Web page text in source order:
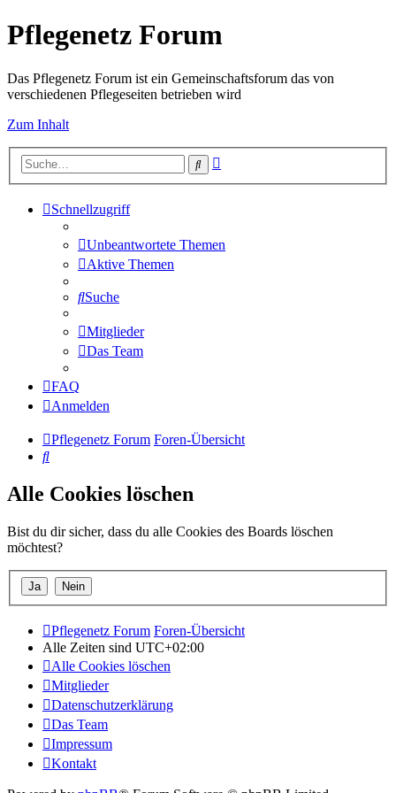
Pflegenetz Forum
Das Pflegenetz Forum ist ein Gemeinschaftsforum das von
verschiedenen Pflegeseiten betrieben wird
Zum Inhalt
Suche
Schnellzugriff
Unbeantwortete Themen
Aktive Themen
Suche
Mitglieder
Das Team
FAQ
Anmelden
Pflegenetz Forum Foren-Übersicht
Suche
Alle Cookies löschen
Bist du dir sicher, dass du alle Cookies des Boards löschen
möchtest?
Pflegenetz Forum Foren-Übersicht
Alle Zeiten sind UTC+02:00
Alle Cookies löschen
Mitglieder
Datenschutzerklärung
Das Team
Impressum
Kontakt